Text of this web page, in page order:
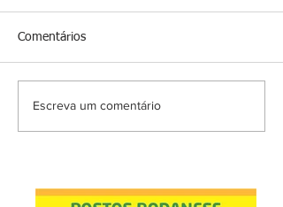
Comentários
Escreva um comentário